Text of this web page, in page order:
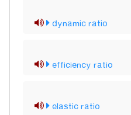
dynamic ratio
efficiency ratio
elastic ratio